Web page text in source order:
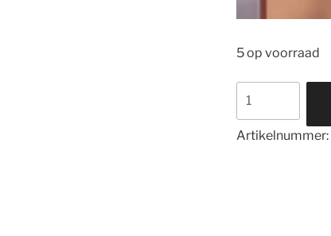
5 op voorraad
Schoonheid
van
Artikelnummer: